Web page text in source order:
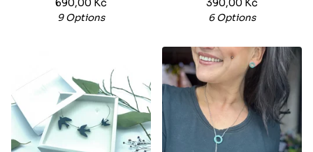
690,00 Kč
9 Options
390,00 Kč
6 Options